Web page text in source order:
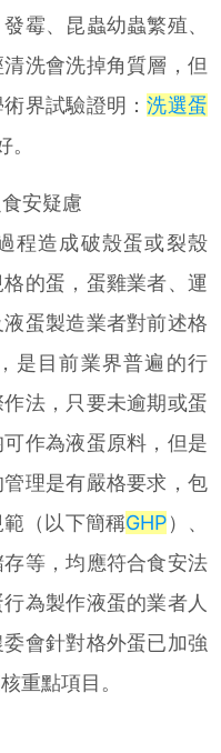
霉、昆蟲幼蟲繁殖、
洗會洗掉角質層，但
界試驗證明：洗選蛋
安疑慮
造成破殼蛋或裂殼
的蛋，蛋雞業者、運
蛋製造業者對前述格
是目前業界普遍的行
法，只要未逾期或蛋
作為液蛋原料，但是
理是有嚴格要求，包
（以下簡稱GHP）、
存等，均應符合食安法
為製作液蛋的業者人
會針對格外蛋已加強
重點項目。